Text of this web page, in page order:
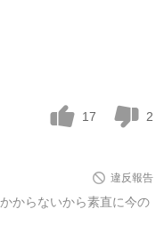
17 2
違反報告
からないから素直に今の